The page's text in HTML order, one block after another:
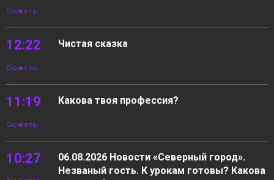
Сюжеты
12:22
Сюжеты
Чистая сказка
11:19
Сюжеты
Какова твоя профессия?
10:27
06.08.2026 Новости «Северный город».
Незваный гость. К урокам готовы? Какова